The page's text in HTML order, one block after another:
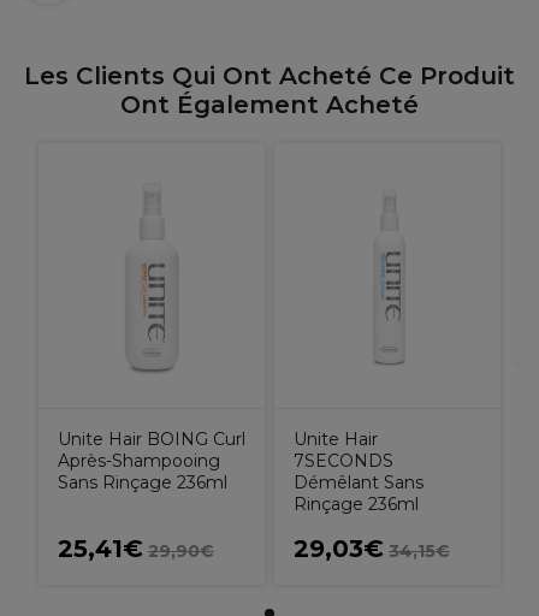
Les Clients Qui Ont Acheté Ce Produit
Ont Également Acheté
Unite Hair BOING Curl
Après-Shampooing
Sans Rinçage 236ml
25,41€ 29,90€
Unite Hair
7SECONDS
Démêlant Sans
Rinçage 236ml
29,03€ 34,15€